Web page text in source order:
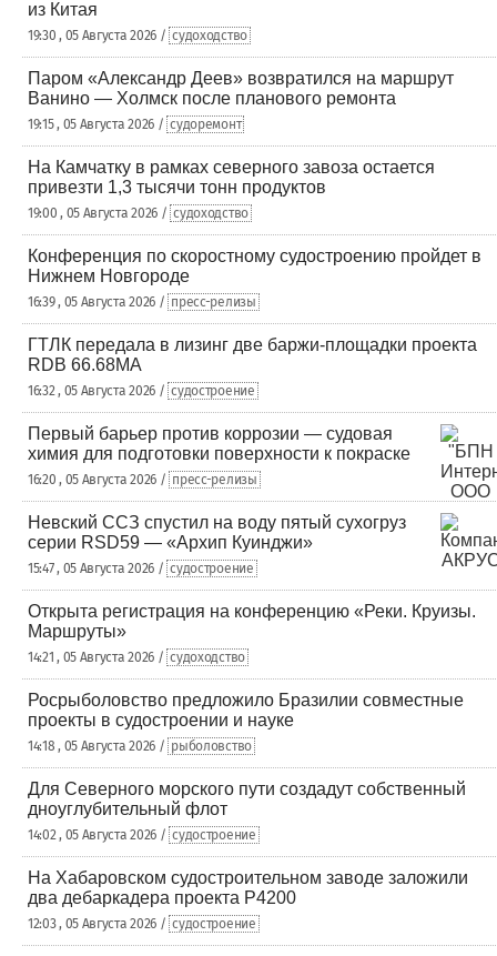
из Китая
19:30 , 05 Августа 2026 / судоходство
Паром «Александр Деев» возвратился на маршрут
Ванино — Холмск после планового ремонта
19:15 , 05 Августа 2026 / судоремонт
На Камчатку в рамках северного завоза остается
привезти 1,3 тысячи тонн продуктов
19:00 , 05 Августа 2026 / судоходство
Конференция по скоростному судостроению пройдет в
Нижнем Новгороде
16:39 , 05 Августа 2026 / пресс-релизы
ГТЛК передала в лизинг две баржи-площадки проекта
RDB 66.68МА
16:32 , 05 Августа 2026 / судостроение
Первый барьер против коррозии — судовая
химия для подготовки поверхности к покраске
16:20 , 05 Августа 2026 / пресс-релизы
Невский ССЗ спустил на воду пятый сухогруз
серии RSD59 — «Архип Куинджи»
15:47 , 05 Августа 2026 / судостроение
Открыта регистрация на конференцию «Реки. Круизы.
Маршруты»
14:21 , 05 Августа 2026 / судоходство
Росрыболовство предложило Бразилии совместные
проекты в судостроении и науке
14:18 , 05 Августа 2026 / рыболовство
Для Северного морского пути создадут собственный
дноуглубительный флот
14:02 , 05 Августа 2026 / судостроение
На Хабаровском судостроительном заводе заложили
два дебаркадера проекта Р4200
12:03 , 05 Августа 2026 / судостроение